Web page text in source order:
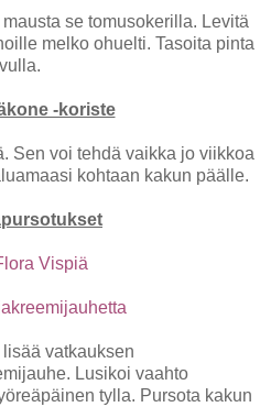
se tomusokerilla. Levitä
melko ohuelti. Tasoita pinta
-koriste
Sen voi tehdä vaikka jo viikkoa
kohtaan kakun päälle.
Vispiä
vatkauksen
Lusikoi vaahto
tylla. Pursota kakun